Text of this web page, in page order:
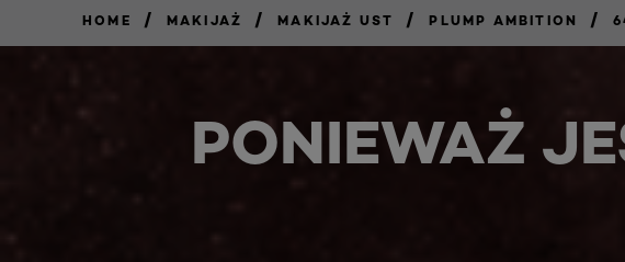
HOME / MAKIJAŻ / MAKIJAŻ UST / PLUMP AMBITION /
PONIEWAŻ